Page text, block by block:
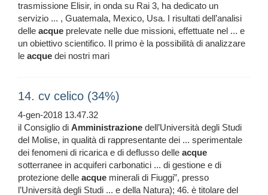
trasmissione Elisir, in onda su Rai 3, ha dedicato un
servizio ... , Guatemala, Mexico, Usa. I risultati dell’analisi
delle acque prelevate nelle due missioni, effettuate nel ... e
un obiettivo scientifico. Il primo è la possibilità di analizzare
le acque dei nostri mari
14. cv celico (34%)
4-gen-2018 13.47.32
il Consiglio di Amministrazione dell’Università degli Studi
del Molise, in qualità di rappresentante dei ... sperimentale
dei fenomeni di ricarica e di deflusso delle acque
sotterranee in acquiferi carbonatici ... di gestione e di
protezione delle acque minerali di Fiuggi”, presso
l’Università degli Studi ... e della Natura); 46. è titolare del